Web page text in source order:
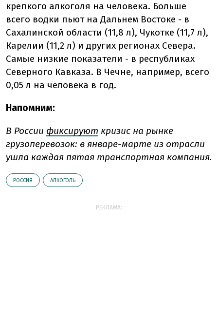
крепкого алкоголя на человека. Больше
всего водки пьют на Дальнем Востоке - в
Сахалинской области (11,8 л), Чукотке (11,7 л),
Карелии (11,2 л) и других регионах Севера.
Самые низкие показатели - в республиках
Северного Кавказа. В Чечне, например, всего
0,05 л на человека в год.
Напомним:
В России фиксируют кризис на рынке
грузоперевозок: в январе-марте из отрасли
ушла каждая пятая транспортная компания.
РОССИЯ АЛКОГОЛЬ
РЕКЛАМА: